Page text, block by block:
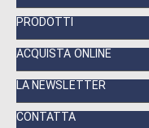
PRODOTTI
ACQUISTA ONLINE
LA NEWSLETTER
CONTATTA